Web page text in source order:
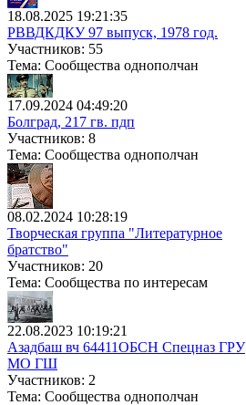
18.08.2025 19:21:35
РВВДКДКУ 97 выпуск, 1978 год.
Участников: 55
Тема: Сообщества однополчан
17.09.2024 04:49:20
Болград, 217 гв. пдп
Участников: 8
Тема: Сообщества однополчан
08.02.2024 10:28:19
Творческая группа "Литературное
братство"
Участников: 20
Тема: Сообщества по интересам
22.08.2023 10:19:21
Азадбаш вч 64411ОБСН Спецназ ГРУ
МО ГШ
Участников: 2
Тема: Сообщества однополчан